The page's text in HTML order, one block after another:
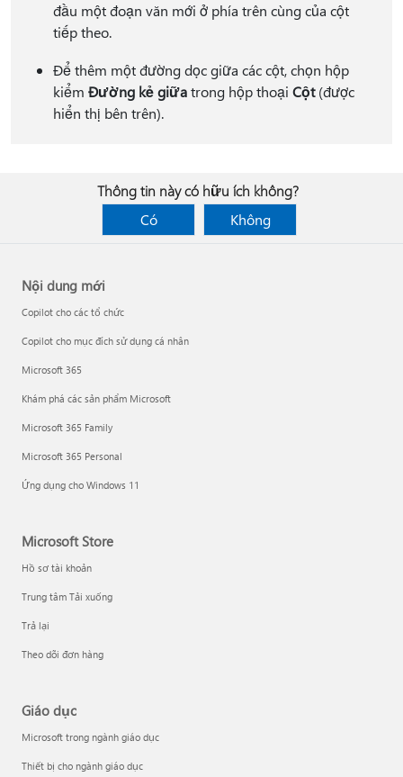
đầu một đoạn văn mới ở phía trên cùng của cột
tiếp theo.
Để thêm một đường dọc giữa các cột, chọn hộp
kiểm Đường kẻ giữatrong hộp thoại Cột(được
hiển thị bên trên).
Thông tin này có hữu ích không?
Có
Không
Nội dung mới
Copilot cho các tổ chức
Copilot cho mục đích sử dụng cá nhân
Microsoft 365
Khám phá các sản phẩm Microsoft
Microsoft 365 Family
Microsoft 365 Personal
Ứng dụng cho Windows 11
Microsoft Store
Hồ sơ tài khoản
Trung tâm Tải xuống
Trả lại
Theo dõi đơn hàng
Giáo dục
Microsoft trong ngành giáo dục
Thiết bị cho ngành giáo dục